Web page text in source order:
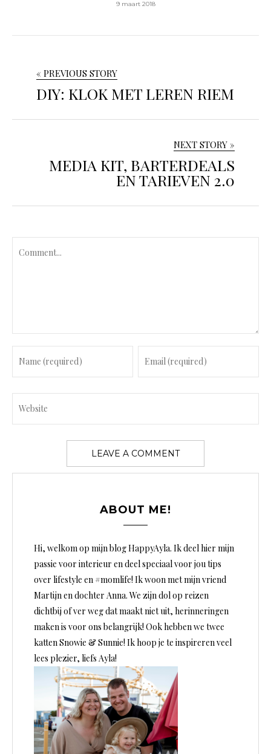
9 maart 2018
« PREVIOUS STORY
DIY: KLOK MET LEREN RIEM
NEXT STORY »
MEDIA KIT, BARTERDEALS
EN TARIEVEN 2.0
ABOUT ME!
Hi, welkom op mijn blog HappyAyla. Ik deel hier mijn
passie voor interieur en deel speciaal voor jou tips
over lifestyle en #momlife! Ik woon met mijn vriend
Martijn en dochter Anna. We zijn dol op reizen
dichtbij of ver weg dat maakt niet uit, herinneringen
maken is voor ons belangrijk! Ook hebben we twee
katten Snowie & Sunnie! Ik hoop je te inspireren veel
lees plezier, liefs Ayla!